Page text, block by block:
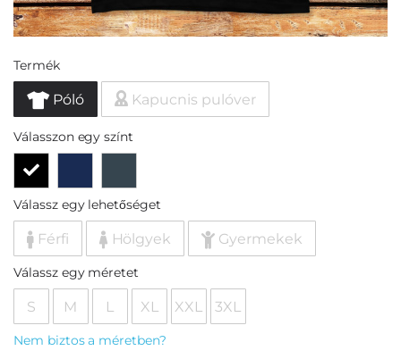
Termék
Póló Kapucnis pulóver
Válasszon egy színt
Válassz egy lehetőséget
Férfi Hölgyek Gyermekek
Válassz egy méretet
S M L XL XXL 3XL
Nem biztos a méretben?